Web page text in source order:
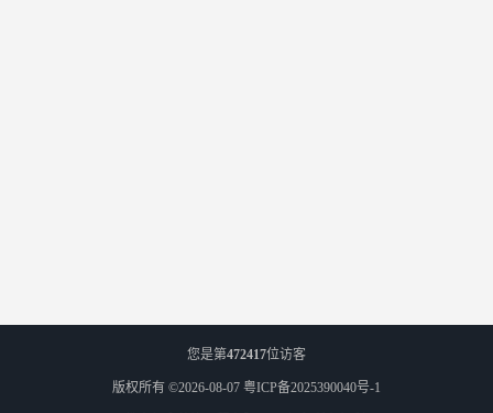
您是第472417位访客
版权所有 ©2026-08-07 粤ICP备2025390040号-1